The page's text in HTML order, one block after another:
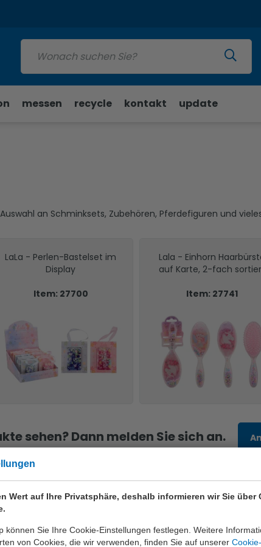
Wert auf Ihre Privatsphäre, deshalb informieren wir Sie über
können Sie Ihre Cookie-Einstellungen festlegen. Weitere
von Cookies, die wir verwenden, finden Sie auf unserer
messen recycle kontakt update
an Schminksets, Zubehören, Pferdefiguren und
LaLa - Perlen-Bastelset im
Display
Item: 27700
Lala - Einhorn
auf Karte, 2-fach
Item: 27741
sehen? Dann melden Sie sich an.